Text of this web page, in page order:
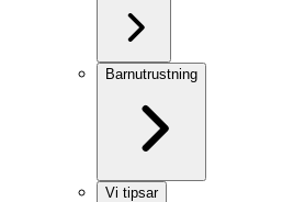
Barnutrustning
Vi tipsar